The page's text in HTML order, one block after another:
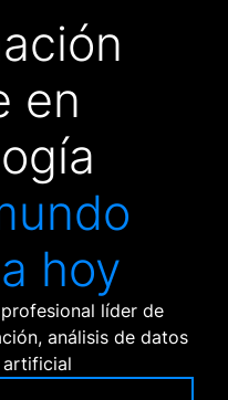
en
hoy
líder de
análisis de datos
artificial